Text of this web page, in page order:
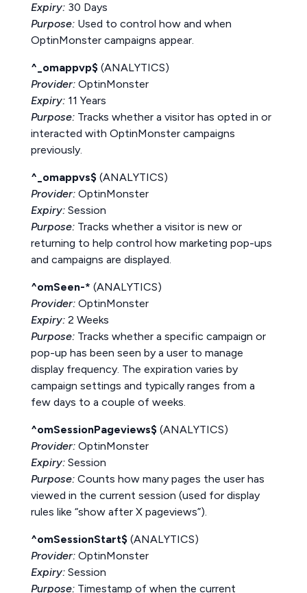
Expiry: 30 Days
Purpose: Used to control how and when
OptinMonster campaigns appear.
^_omappvp$ (ANALYTICS)
Provider: OptinMonster
Expiry: 11 Years
Purpose: Tracks whether a visitor has opted in or
interacted with OptinMonster campaigns
previously.
^_omappvs$ (ANALYTICS)
Provider: OptinMonster
Expiry: Session
Purpose: Tracks whether a visitor is new or
returning to help control how marketing pop-ups
and campaigns are displayed.
^omSeen-* (ANALYTICS)
Provider: OptinMonster
Expiry: 2 Weeks
Purpose: Tracks whether a specific campaign or
pop-up has been seen by a user to manage
display frequency. The expiration varies by
campaign settings and typically ranges from a
few days to a couple of weeks.
^omSessionPageviews$ (ANALYTICS)
Provider: OptinMonster
Expiry: Session
Purpose: Counts how many pages the user has
viewed in the current session (used for display
rules like “show after X pageviews”).
^omSessionStart$ (ANALYTICS)
Provider: OptinMonster
Expiry: Session
Purpose: Timestamp of when the current